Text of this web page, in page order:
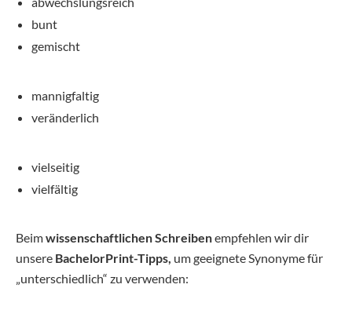
bunt
gemischt
mannigfaltig
veränderlich
vielseitig
vielfältig
Beimwissenschaftlichen Schreibenempfehlen wir dir
unsere BachelorPrint-Tipps, um geeignete Synonyme für
„unterschiedlich“ zu verwenden: